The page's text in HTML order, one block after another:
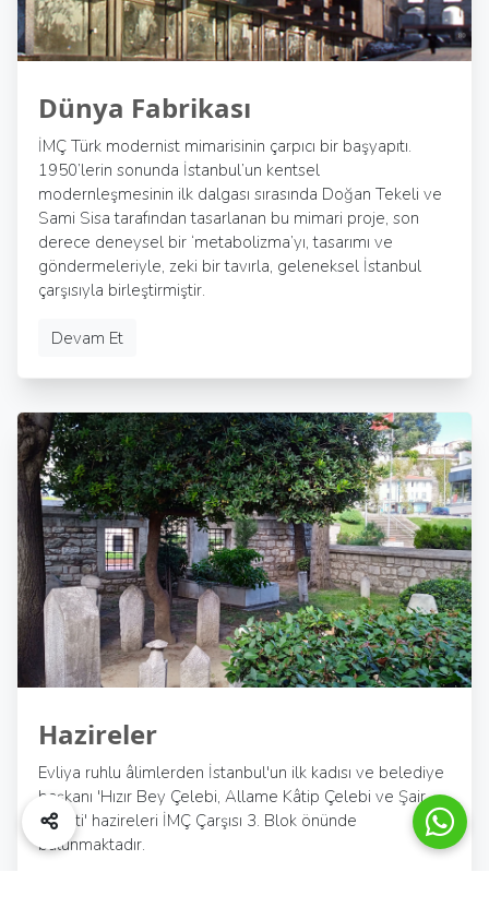
Dünya Fabrikası
İMÇ Türk modernist mimarisinin çarpıcı bir başyapıtı.
1950’lerin sonunda İstanbul’un kentsel
modernleşmesinin ilk dalgası sırasında Doğan Tekeli ve
Sami Sisa tarafından tasarlanan bu mimari proje, son
derece deneysel bir ‘metabolizma’yı, tasarımı ve
göndermeleriyle, zeki bir tavırla, geleneksel İstanbul
çarşısıyla birleştirmiştir.
Devam Et
Hazireler
Evliya ruhlu âlimlerden İstanbul'un ilk kadısı ve belediye
başkanı 'Hızır Bey Çelebi, Allame Kâtip Çelebi ve Şair
Necati' hazireleri İMÇ Çarşısı 3. Blok önünde
bulunmaktadır.